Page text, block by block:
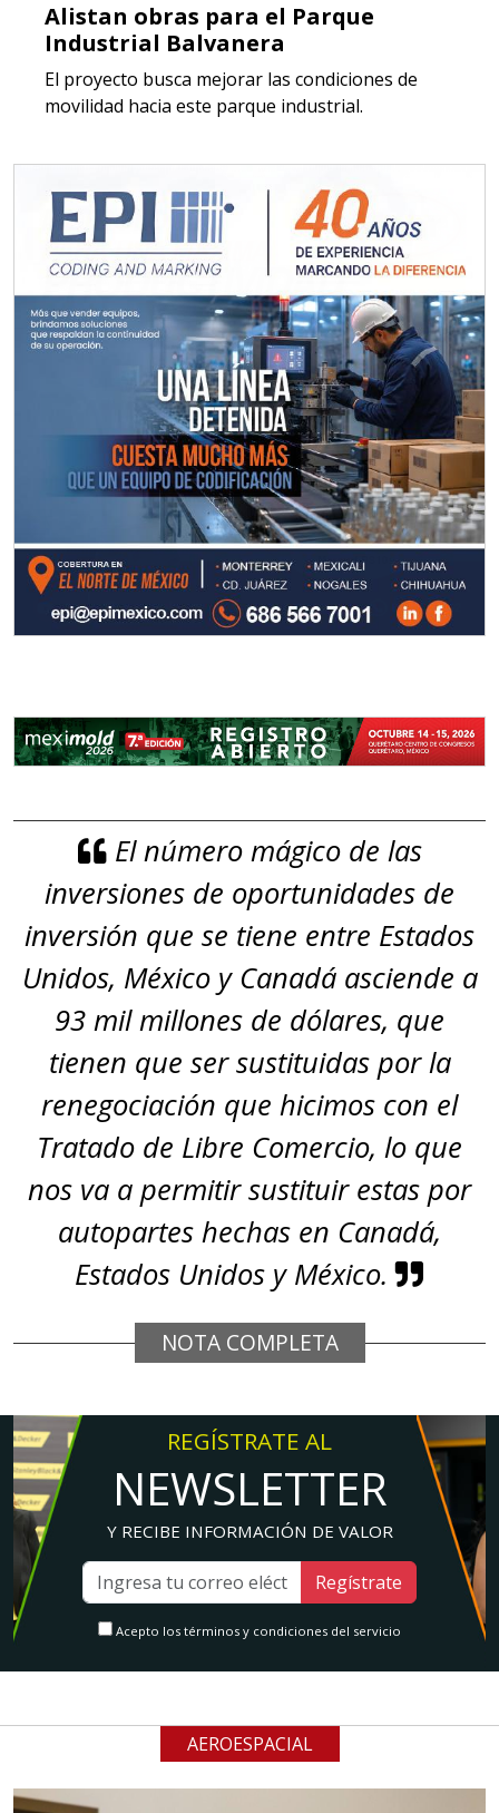
Alistan obras para el Parque
Industrial Balvanera
El proyecto busca mejorar las condiciones de
movilidad hacia este parque industrial.
El número mágico de las
inversiones de oportunidades de
inversión que se tiene entre Estados
Unidos, México y Canadá asciende a
93 mil millones de dólares, que
tienen que ser sustituidas por la
renegociación que hicimos con el
Tratado de Libre Comercio, lo que
nos va a permitir sustituir estas por
autopartes hechas en Canadá,
Estados Unidos y México.
NOTA COMPLETA
REGÍSTRATE AL
NEWSLETTER
Y RECIBE INFORMACIÓN DE VALOR
Regístrate
Acepto los términos y condiciones del servicio
AEROESPACIAL